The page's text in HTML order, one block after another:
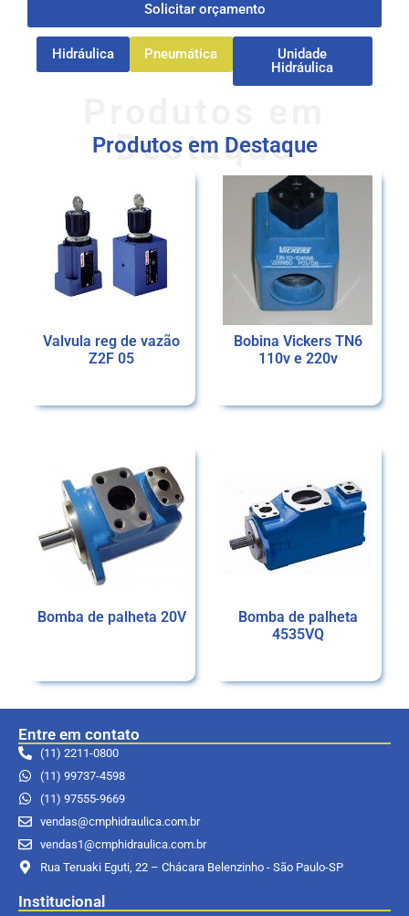
Solicitar orçamento
Hidráulica Pneumática
Unidade
Hidráulica
Destaque
Produtos em Destaque
Valvula reg de vazão
Z2F 05
Bobina Vickers TN6
110v e 220v
Bomba de palheta 20V
Bomba de palheta
4535VQ
Entre em contato
(11) 2211-0800
(11) 99737-4598
(11) 97555-9669
vendas@cmphidraulica.com.br
vendas1@cmphidraulica.com.br
Rua Teruaki Eguti, 22 – Chácara Belenzinho - São Paulo-SP
Institucional